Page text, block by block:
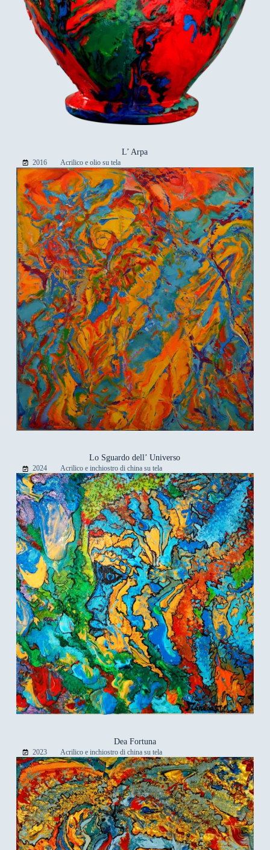
L’ Arpa
2016 Acrilico e olio su tela
Lo Sguardo dell’ Universo
2024 Acrilico e inchiostro di china su tela
Dea Fortuna
2023 Acrilico e inchiostro di china su tela